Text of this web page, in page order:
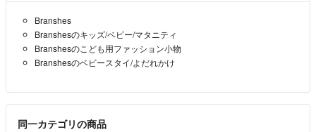
Branshes
Branshesのキッズ/ベビー/マタニティ
Branshesのこども用ファッション小物
Branshesのベビースタイ/よだれかけ
同一カテゴリの商品